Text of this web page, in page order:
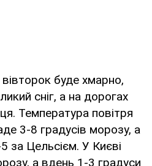
вівторок буде хмарно,
сніг, а на дорогах
Температура повітря
3-8 градусів морозу, а
за Цельсієм. У Києві
а вдень 1-3 градуси